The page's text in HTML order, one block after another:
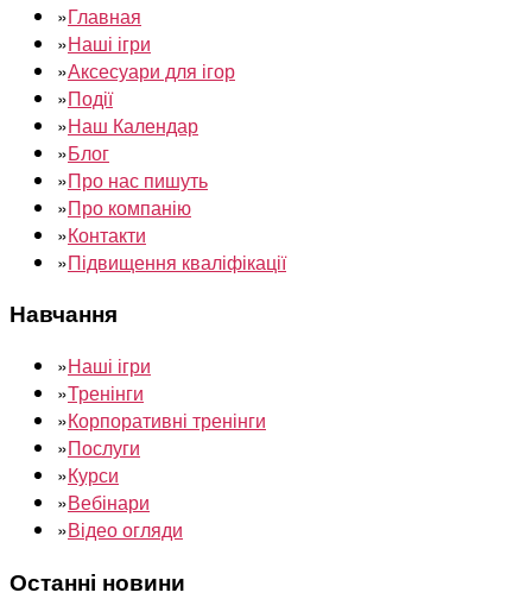
»Главная
»Наші ігри
»Аксесуари для ігор
»Події
»Наш Календар
»Блог
»Про нас пишуть
»Про компанію
»Контакти
»Підвищення кваліфікації
Навчання
»Наші ігри
»Тренінги
»Корпоративні тренінги
»Послуги
»Курси
»Вебінари
»Відео огляди
Останні новини